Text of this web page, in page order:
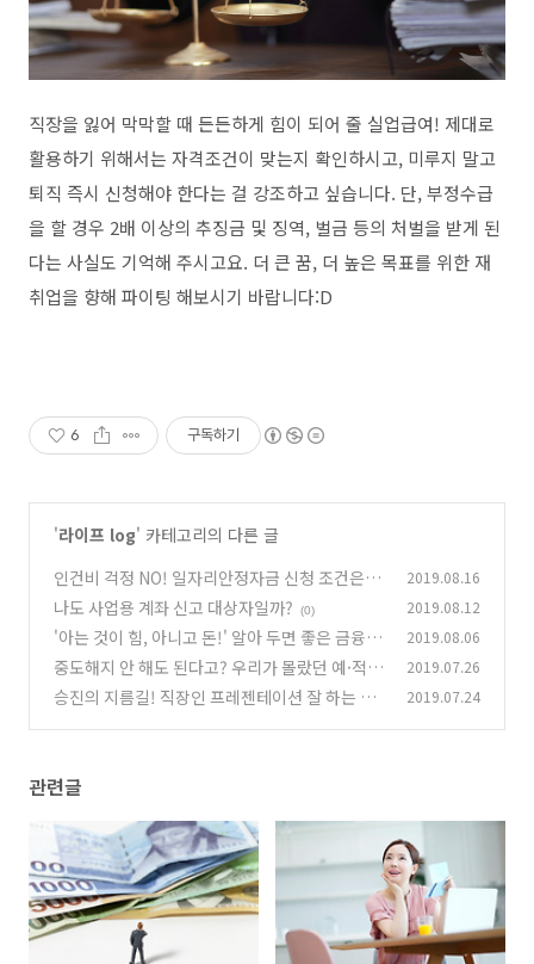
직장을 잃어 막막할 때 든든하게 힘이 되어 줄 실업급여! 제대로
활용하기 위해서는 자격조건이 맞는지 확인하시고, 미루지 말고
퇴직 즉시 신청해야 한다는 걸 강조하고 싶습니다. 단, 부정수급
을 할 경우 2배 이상의 추징금 및 징역, 벌금 등의 처벌을 받게 된
다는 사실도 기억해 주시고요. 더 큰 꿈, 더 높은 목표를 위한 재
취업을 향해 파이팅 해보시기 바랍니다:D
6 구독하기
'라이프 log' 카테고리의 다른 글
인건비 걱정 NO! 일자리안정자금 신청 조건은?
(0)
2019.08.16
나도 사업용 계좌 신고 대상자일까? (0) 2019.08.12
'아는 것이 힘, 아니고 돈!' 알아 두면 좋은 금융용
어 총 정리!
(0)
2019.08.06
중도해지 안 해도 된다고? 우리가 몰랐던 예·적
금
(0)
2019.07.26
승진의 지름길! 직장인 프레젠테이션 잘 하는 법
2019.07.24
관련글